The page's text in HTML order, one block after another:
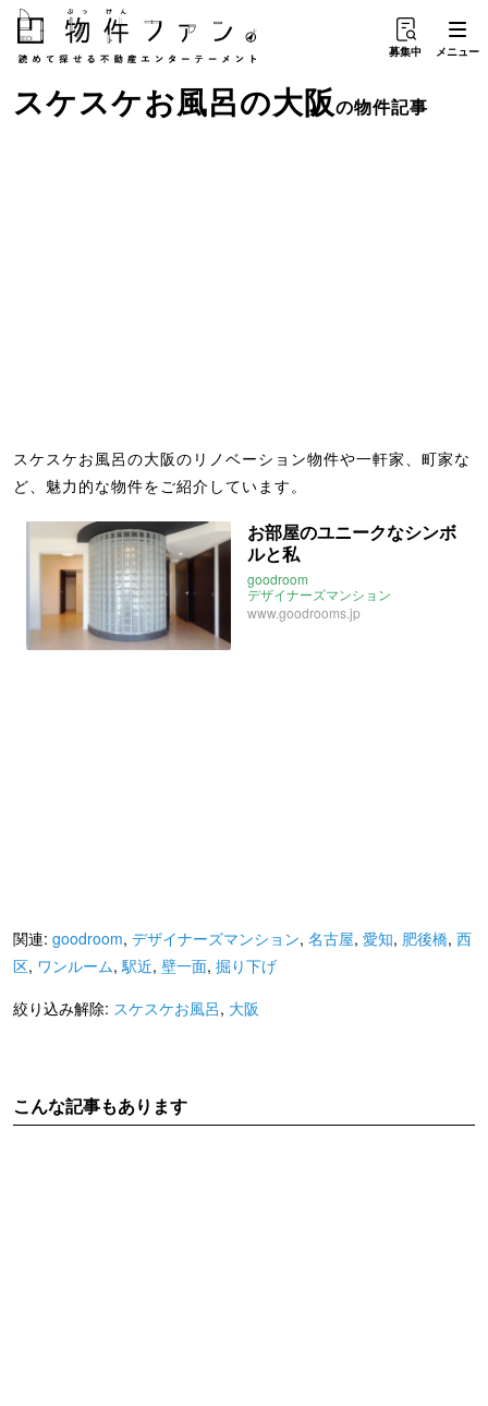
募集中 メニュー
スケスケお風呂の大阪の物件記事
スケスケお風呂の大阪のリノベーション物件や一軒家、町家な
ど、魅力的な物件をご紹介しています。
お部屋のユニークなシンボ
ルと私
goodroom
デザイナーズマンション
スケスケお風呂 ガラス柱
肥後橋 西区 京町堀
www.goodrooms.jp
関連: goodroom, デザイナーズマンション, 名古屋, 愛知, 肥後橋, 西
区, ワンルーム,駅近, 壁一面, 掘り下げ
絞り込み解除: スケスケお風呂, 大阪
こんな記事もあります